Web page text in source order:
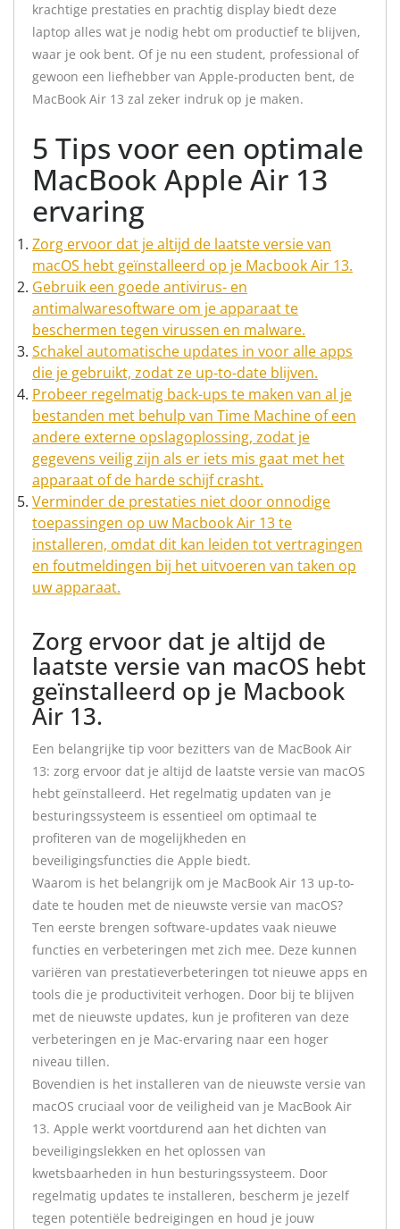
krachtige prestaties en prachtig display biedt deze
laptop alles wat je nodig hebt om productief te blijven,
waar je ook bent. Of je nu een student, professional of
gewoon een liefhebber van Apple-producten bent, de
MacBook Air 13 zal zeker indruk op je maken.
5 Tips voor een optimale
MacBook Apple Air 13
ervaring
Zorg ervoor dat je altijd de laatste versie van
macOS hebt geïnstalleerd op je Macbook Air 13.
Gebruik een goede antivirus- en
antimalwaresoftware om je apparaat te
beschermen tegen virussen en malware.
Schakel automatische updates in voor alle apps
die je gebruikt, zodat ze up-to-date blijven.
Probeer regelmatig back-ups te maken van al je
bestanden met behulp van Time Machine of een
andere externe opslagoplossing, zodat je
gegevens veilig zijn als er iets mis gaat met het
apparaat of de harde schijf crasht.
Verminder de prestaties niet door onnodige
toepassingen op uw Macbook Air 13 te
installeren, omdat dit kan leiden tot vertragingen
en foutmeldingen bij het uitvoeren van taken op
uw apparaat.
Zorg ervoor dat je altijd de
laatste versie van macOS hebt
geïnstalleerd op je Macbook
Air 13.
Een belangrijke tip voor bezitters van de MacBook Air
13: zorg ervoor dat je altijd de laatste versie van macOS
hebt geïnstalleerd. Het regelmatig updaten van je
besturingssysteem is essentieel om optimaal te
profiteren van de mogelijkheden en
beveiligingsfuncties die Apple biedt.
Waarom is het belangrijk om je MacBook Air 13 up-to-
date te houden met de nieuwste versie van macOS?
Ten eerste brengen software-updates vaak nieuwe
functies en verbeteringen met zich mee. Deze kunnen
variëren van prestatieverbeteringen tot nieuwe apps en
tools die je productiviteit verhogen. Door bij te blijven
met de nieuwste updates, kun je profiteren van deze
verbeteringen en je Mac-ervaring naar een hoger
niveau tillen.
Bovendien is het installeren van de nieuwste versie van
macOS cruciaal voor de veiligheid van je MacBook Air
13. Apple werkt voortdurend aan het dichten van
beveiligingslekken en het oplossen van
kwetsbaarheden in hun besturingssysteem. Door
regelmatig updates te installeren, bescherm je jezelf
tegen potentiële bedreigingen en houd je jouw